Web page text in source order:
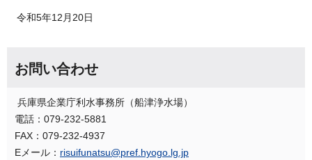
令和5年12月20日
お問い合わせ
兵庫県企業庁利水事務所（船津浄水場）
電話：079-232-5881
FAX：079-232-4937
Eメール： risuifunatsu@pref.hyogo.lg.jp